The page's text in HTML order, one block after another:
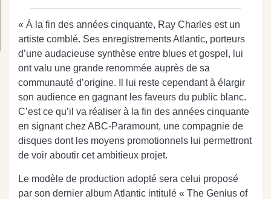
« À la fin des années cinquante, Ray Charles est un
artiste comblé. Ses enregistrements Atlantic, porteurs
d’une audacieuse synthèse entre blues et gospel, lui
ont valu une grande renommée auprès de sa
communauté d’origine. Il lui reste cependant à élargir
son audience en gagnant les faveurs du public blanc.
C’est ce qu’il va réaliser à la fin des années cinquante
en signant chez ABC-Paramount, une compagnie de
disques dont les moyens promotionnels lui permettront
de voir aboutir cet ambitieux projet.
Le modèle de production adopté sera celui proposé
par son dernier album Atlantic intitulé « The Genius of